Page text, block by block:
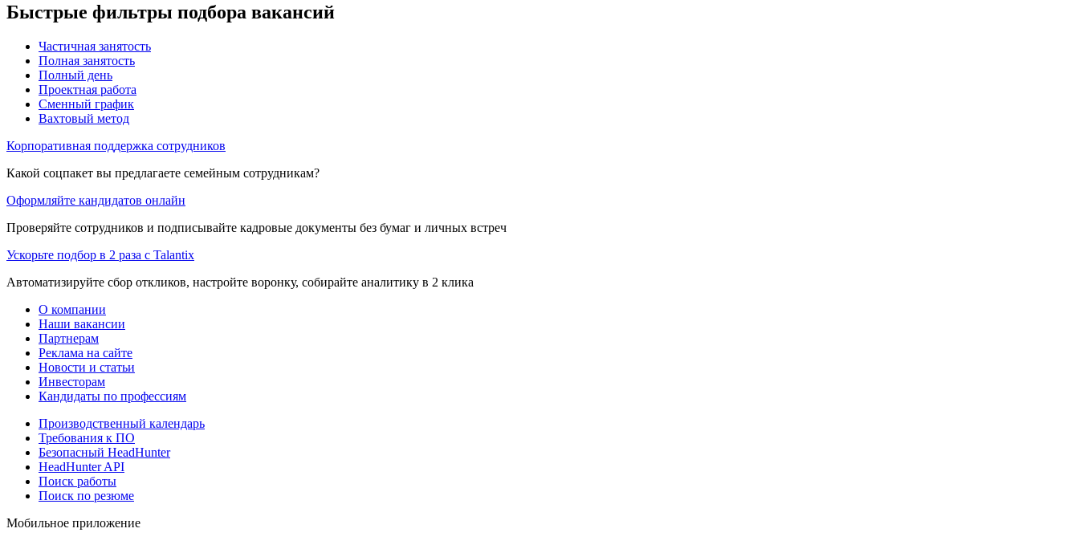
Быстрые фильтры подбора вакансий
Частичная занятость
Полная занятость
Полный день
Проектная работа
Сменный график
Вахтовый метод
Корпоративная поддержка сотрудников
Какой соцпакет вы предлагаете семейным сотрудникам?
Оформляйте кандидатов онлайн
Проверяйте сотрудников и подписывайте кадровые документы без бумаг и личных встреч
Ускорьте подбор в 2 раза с Talantix
Автоматизируйте сбор откликов, настройте воронку, собирайте аналитику в 2 клика
О компании
Наши вакансии
Партнерам
Реклама на сайте
Новости и статьи
Инвесторам
Кандидаты по профессиям
Производственный календарь
Требования к ПО
Безопасный HeadHunter
HeadHunter API
Поиск работы
Поиск по резюме
Мобильное приложение